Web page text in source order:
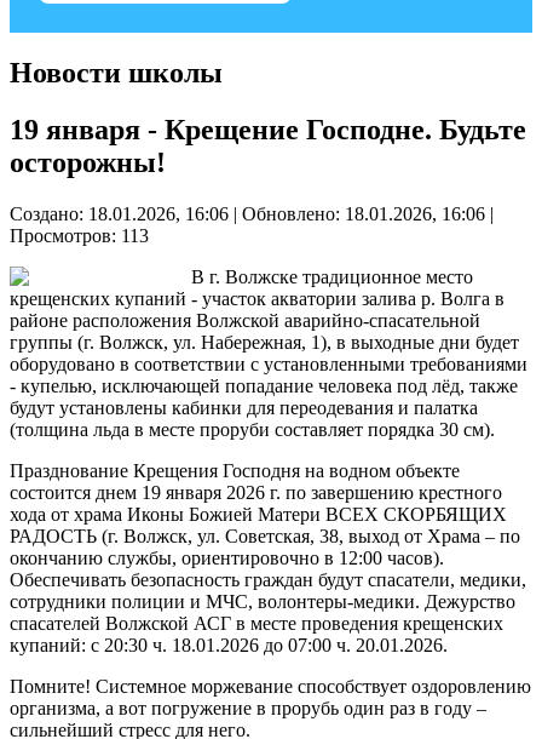
Новости школы
19 января - Крещение Господне. Будьте
осторожны!
Создано: 18.01.2026, 16:06 | Обновлено: 18.01.2026, 16:06 |
Просмотров: 113
В г. Волжске традиционное место
крещенских купаний - участок акватории залива р. Волга в
районе расположения Волжской аварийно-спасательной
группы (г. Волжск, ул. Набережная, 1), в выходные дни будет
оборудовано в соответствии с установленными требованиями
- купелью, исключающей попадание человека под лёд, также
будут установлены кабинки для переодевания и палатка
(толщина льда в месте проруби составляет порядка 30 см).
Празднование Крещения Господня на водном объекте
состоится днем 19 января 2026 г. по завершению крестного
хода от храма Иконы Божией Матери ВСЕХ СКОРБЯЩИХ
РАДОСТЬ (г. Волжск, ул. Советская, 38, выход от Храма – по
окончанию службы, ориентировочно в 12:00 часов).
Обеспечивать безопасность граждан будут спасатели, медики,
сотрудники полиции и МЧС, волонтеры-медики. Дежурство
спасателей Волжской АСГ в месте проведения крещенских
купаний: с 20:30 ч. 18.01.2026 до 07:00 ч. 20.01.2026.
Помните! Системное моржевание способствует оздоровлению
организма, а вот погружение в прорубь один раз в году –
сильнейший стресс для него.